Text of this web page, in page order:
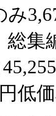
み
総集
低